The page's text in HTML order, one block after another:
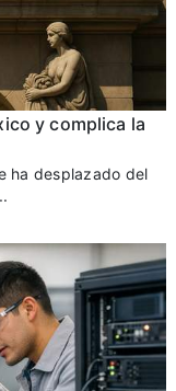
y complica la
ha desplazado del